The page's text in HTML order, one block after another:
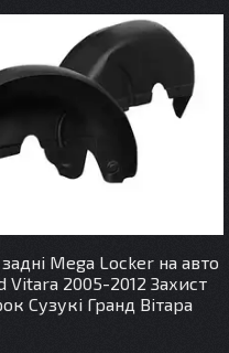
Mega Locker на авто
Vitara 2005-2012 Захист
Сузукі Гранд Вітара